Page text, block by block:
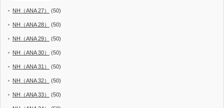
NH（ANA 27） (50)
NH（ANA 28） (50)
NH（ANA 29） (50)
NH（ANA 30） (50)
NH（ANA 31） (50)
NH（ANA 32） (50)
NH（ANA 33） (50)